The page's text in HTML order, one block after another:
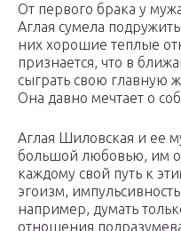
От первого брака у
Аглая сумела
них хорошие теплые
признается, что в
сыграть свою главную
Она давно мечтает о
Аглая Шиловская и ее
большой любовью, им
каждому свой путь к
эгоизм,
например, думать
отношения